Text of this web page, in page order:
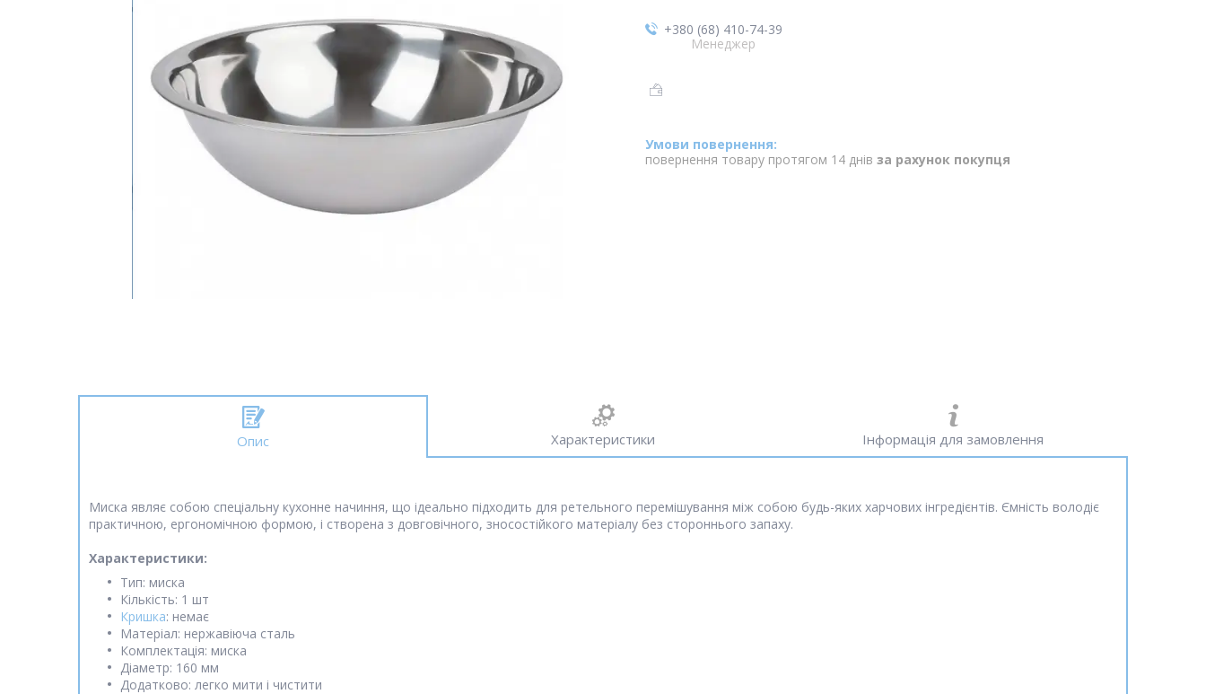
+380 (68) 410-74-39
Менеджер
повернення товару протягом 14 днів за рахунок покупця
Опис Характеристики Інформація для замовлення
Миска являє собою спеціальну кухонне начиння, що ідеально підходить для ретельного перемішування між собою будь-яких харчових інгредієнтів. Ємність володіє
практичною, ергономічною формою, і створена з довговічного, зносостійкого матеріалу без стороннього запаху.
Характеристики:
Тип: миска
Кількість: 1 шт
Кришка: немає
Матеріал: нержавіюча сталь
Комплектація: миска
Діаметр: 160 мм
Додатково: легко мити і чистити